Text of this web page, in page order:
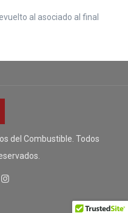
al asociado al final
del Combustible. Todos